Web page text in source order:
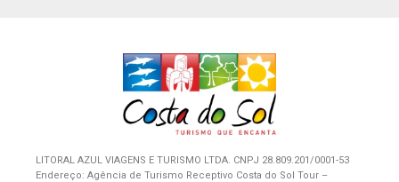
LITORAL AZUL VIAGENS E TURISMO LTDA. CNPJ 28.809.201/0001-53
Endereço: Agência de Turismo Receptivo Costa do Sol Tour –